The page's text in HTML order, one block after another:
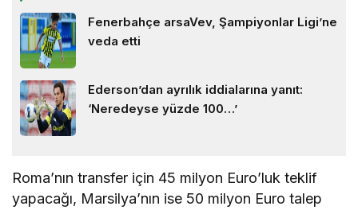
Fenerbahçe arsaVev, Şampiyonlar Ligi’ne
veda etti
Ederson’dan ayrılık iddialarına yanıt:
‘Neredeyse yüzde 100…’
Roma’nın transfer için 45 milyon Euro’luk teklif
yapacağı, Marsilya’nın ise 50 milyon Euro talep